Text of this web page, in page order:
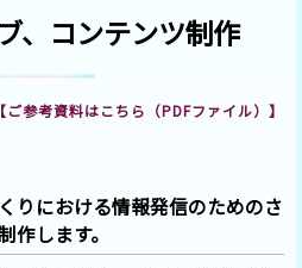
、コンテンツ制作
【ご参考資料はこちら（PDFファイル）】
りにおける情報発信のためのさ
作します。